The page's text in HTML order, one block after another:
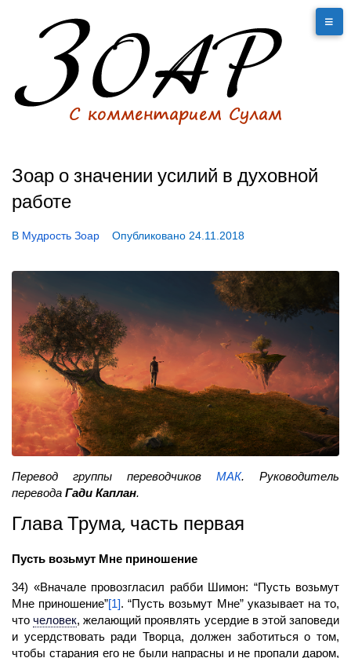
Зоар о значении усилий в духовной
работе
В Мудрость Зоар Опубликовано 24.11.2018
Перевод группы переводчиков МАК. Руководитель
перевода Гади Каплан.
Глава Трума, часть первая
Пусть возьмут Мне приношение
34) «Вначале провозгласил рабби Шимон: “Пусть возьмут
Мне приношение”[1]. “Пусть возьмут Мне” указывает на то,
что человек, желающий проявлять усердие в этой заповеди
и усердствовать ради Творца, должен заботиться о том,
чтобы старания его не были напрасны и не пропали даром,